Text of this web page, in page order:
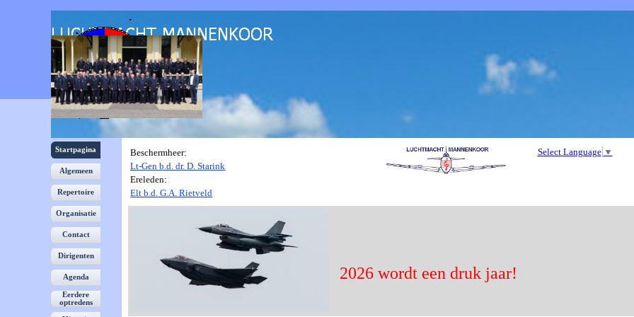
Schimmelpenninck 46
3871 SC Hoevelaken
Tel: +31 6 2502 5916
Menu overslaan
Startpagina
Algemeen
Repertoire
Organisatie
Contact
Dirigenten
Agenda
Eerdere
optredens
Beschermheer:
Lt-Gen b.d. dr. D. Starink
Ereleden:
Elt b.d. G.A. Rietveld
Select Language ▼
2026 wordt een druk jaar!